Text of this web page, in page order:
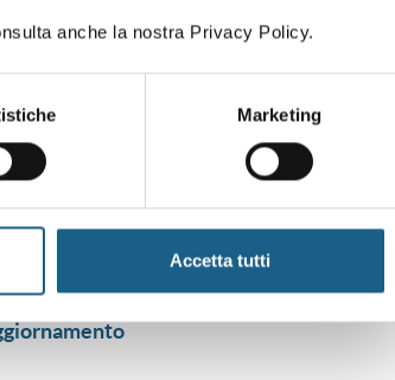
anche la nostra Privacy Policy.
Marketing
Accetta tutti